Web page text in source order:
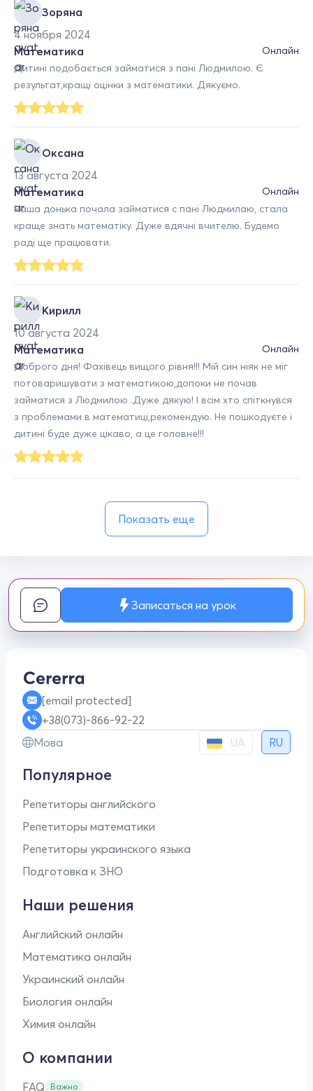
Зоряна
4 ноября 2024
Онлайн
Математика
Дитині подобається займатися з пані Людмилою. Є
результат,кращі оцінки з математики. Дякуємо.
Оксана
13 августа 2024
Онлайн
Математика
Наша донька почала займатися с пані Людмилаю, стала
краще знать математіку. Дуже вдячні вчителю. Будемо
раді ще працювати.
Кирилл
10 августа 2024
Онлайн
Математика
Доброго дня! Фахівець вищого рівня!!! Мій син ніяк не міг
потоваришувати з математикою,допоки не почав
займатися з Людмилою .Дуже дякую! І всім хто спіткнувся
з проблемами в математиці,рекомендую. Не пошкодуєте і
дитині буде дуже цікаво, а це головне!!!
Показать еще
Записаться на урок
[email protected]
+38(073)-866-92-22
Мова
UA RU
Популярное
Репетиторы английского
Репетиторы математики
Репетиторы украинского языка
Подготовка к ЗНО
Наши решения
Английский онлайн
Математика онлайн
Украинский онлайн
Биология онлайн
Химия онлайн
О компании
FAQ Важно